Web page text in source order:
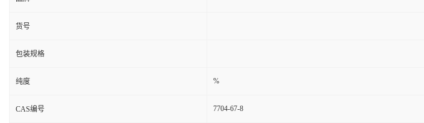
货号
包装规格
纯度 %
CAS编号 7704-67-8